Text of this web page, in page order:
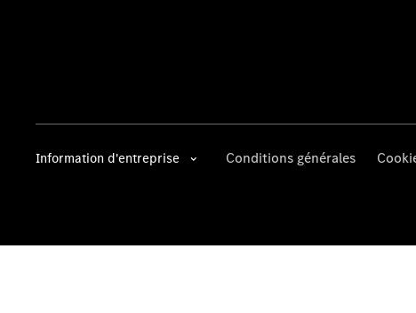
Information d'entreprise Conditions générales